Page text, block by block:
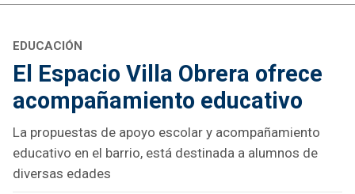
EDUCACIÓN
El Espacio Villa Obrera ofrece
acompañamiento educativo
La propuestas de apoyo escolar y acompañamiento
educativo en el barrio, está destinada a alumnos de
diversas edades